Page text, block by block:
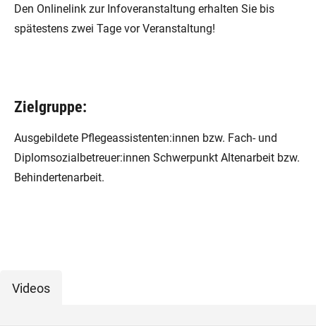
Den Onlinelink zur Infoveranstaltung erhalten Sie bis
spätestens zwei Tage vor Veranstaltung!
Zielgruppe:
Ausgebildete Pflegeassistenten:innen bzw. Fach- und
Diplomsozialbetreuer:innen Schwerpunkt Altenarbeit bzw.
Behindertenarbeit.
Videos